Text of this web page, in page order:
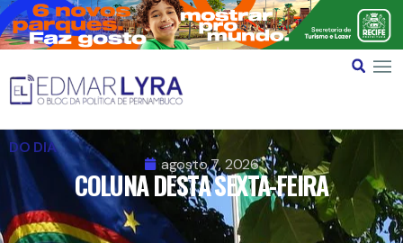
DO DIA
agosto 7, 2026
COLUNA DESTA SEXTA-FEIRA